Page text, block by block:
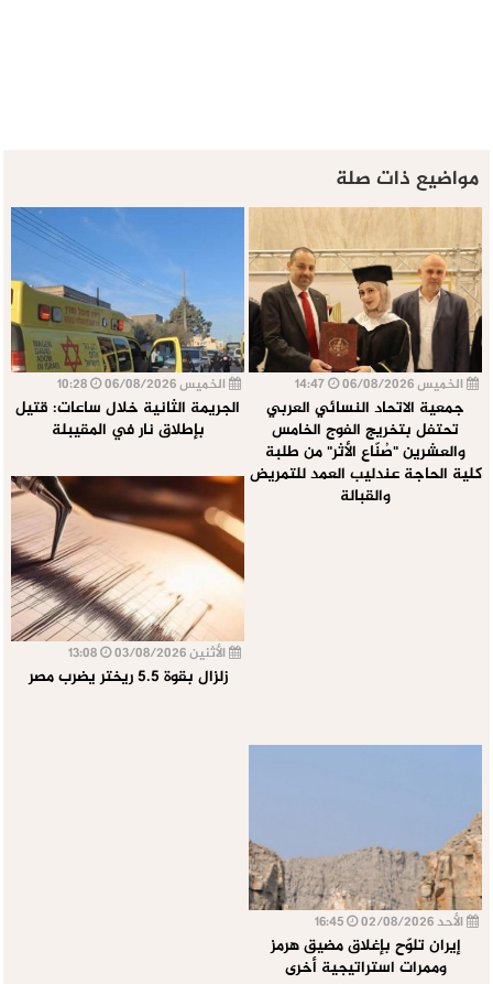
مواضيع ذات صلة
الخميس 06/08/2026
جمعية الاتحاد النسائي العربي
تحتفل بتخريج الفوج الخامس
والعشرين "صُنّاع الأثر" من طلبة
كلية الحاجة عندليب العمد للتمريض
والقبالة
الخميس 06/08/2026
الجريمة الثانية خلال ساعات: قتيل
بإطلاق نار في المقيبلة
الأثنين 03/08/2026
زلزال بقوة 5.5 ريختر يضرب مصر
الأحد 02/08/2026
إيران تلوّح بإغلاق مضيق هرمز
وممرات استراتيجية أخرى